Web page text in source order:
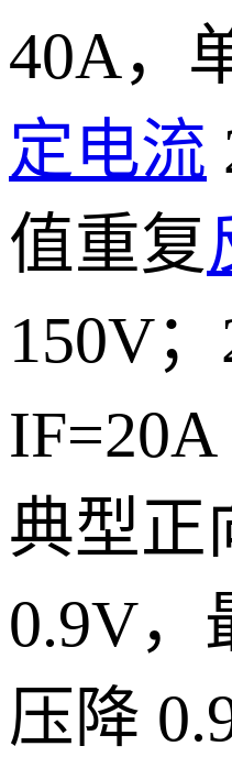
40A，
定电流
值重复
150V
典型正
0.9V，
压降